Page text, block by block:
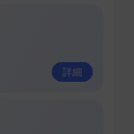
詳細